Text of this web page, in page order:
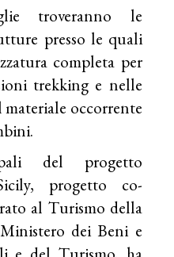
troveranno le
presso le quali
completa per
trekking e nelle
materiale occorrente
del progetto
progetto co-
al Turismo della
dei Beni e